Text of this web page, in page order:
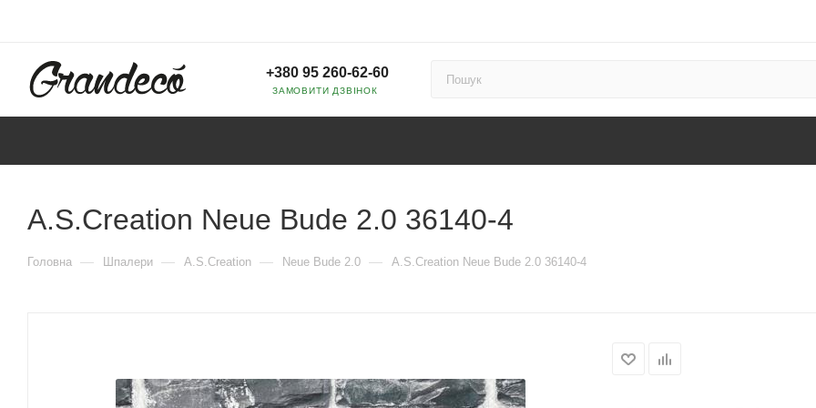
+380 95 260-62-60
ЗАМОВИТИ ДЗВІНОК
A.S.Creation Neue Bude 2.0 36140-4
Головна — Шпалери — A.S.Creation — Neue Bude 2.0 — A.S.Creation Neue Bude 2.0 36140-4